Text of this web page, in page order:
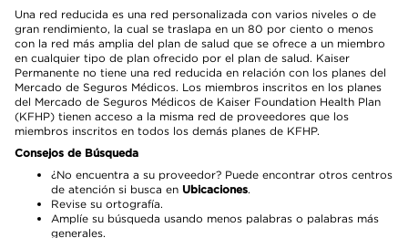
Una red reducida es una red personalizada con varios niveles o de
gran rendimiento, la cual se traslapa en un 80 por ciento o menos
con la red más amplia del plan de salud que se ofrece a un miembro
en cualquier tipo de plan ofrecido por el plan de salud. Kaiser
Permanente no tiene una red reducida en relación con los planes del
Mercado de Seguros Médicos. Los miembros inscritos en los planes
del Mercado de Seguros Médicos de Kaiser Foundation Health Plan
(KFHP) tienen acceso a la misma red de proveedores que los
miembros inscritos en todos los demás planes de KFHP.
Consejos de Búsqueda
¿No encuentra a su proveedor? Puede encontrar otros centros
de atención si busca en Ubicaciones.
Revise su ortografía.
Amplíe su búsqueda usando menos palabras o palabras más
generales.